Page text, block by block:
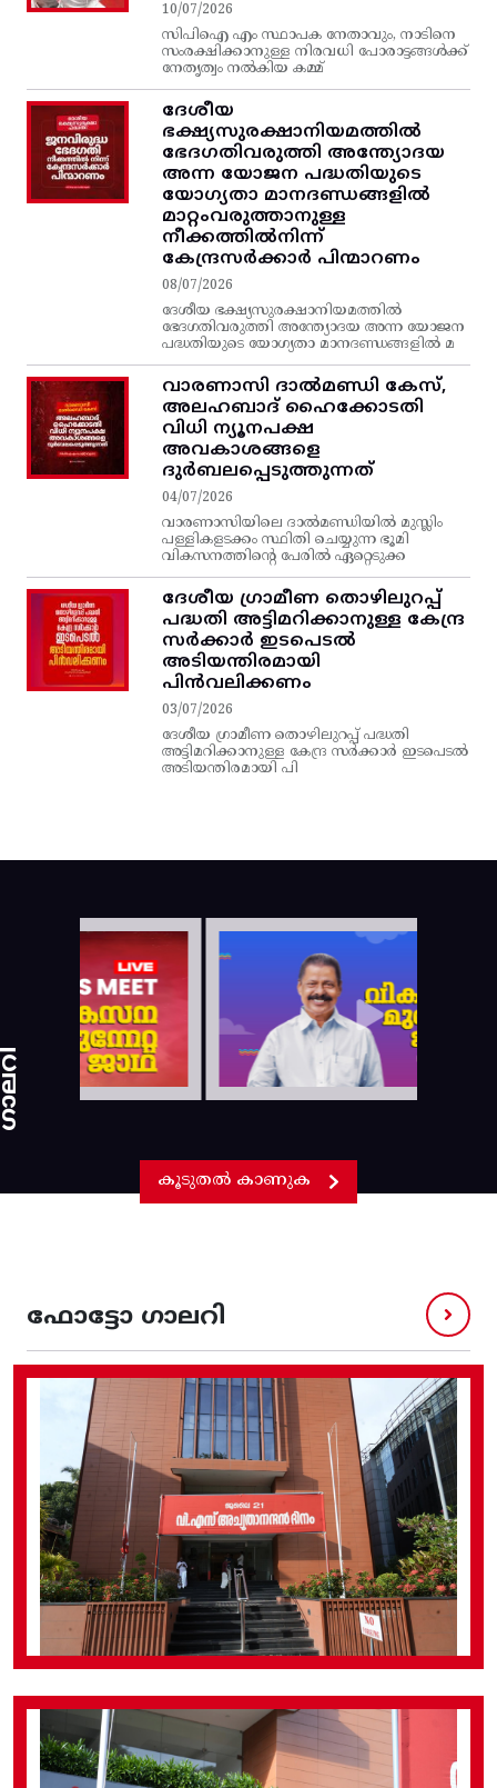
10/07/2026
സിപിഐ എം സ്ഥാപക നേതാവും, നാടിനെ
സംരക്ഷിക്കാനുള്ള നിരവധി പോരാട്ടങ്ങള്‍ക്ക്‌
നേതൃത്വം നല്‍കിയ കമ്മ്
ദേശീയ
ഭക്ഷ്യസുരക്ഷാനിയമത്തിൽ
ഭേദഗതിവരുത്തി അന്ത്യോദയ
അന്ന യോജന പദ്ധതിയുടെ
യോഗ്യതാ മാനദണ്ഡങ്ങളിൽ
മാറ്റംവരുത്താനുള്ള
നീക്കത്തിൽനിന്ന്‌
കേന്ദ്രസർക്കാർ പിന്മാറണം
08/07/2026
ദേശീയ ഭക്ഷ്യസുരക്ഷാനിയമത്തിൽ
ഭേദഗതിവരുത്തി അന്ത്യോദയ അന്ന യോജന
പദ്ധതിയുടെ യോഗ്യതാ മാനദണ്ഡങ്ങളിൽ മ
വാരണാസി ദാൽമണ്ഡി കേസ്,
അലഹബാദ് ഹൈക്കോടതി
വിധി ന്യൂനപക്ഷ
അവകാശങ്ങളെ
ദുർബലപ്പെടുത്തുന്നത്
04/07/2026
വാരണാസിയിലെ ദാൽമണ്ഡിയിൽ മുസ്ലിം
പള്ളികളടക്കം സ്ഥിതി ചെയ്യുന്ന ഭൂമി
വികസനത്തിന്റെ പേരിൽ ഏറ്റെടുക്ക
ദേശീയ ഗ്രാമീണ തൊഴിലുറപ്പ്‌
പദ്ധതി അട്ടിമറിക്കാനുള്ള കേന്ദ്ര
സര്‍ക്കാര്‍ ഇടപെടല്‍
അടിയന്തിരമായി
പിന്‍വലിക്കണം
03/07/2026
ദേശീയ ഗ്രാമീണ തൊഴിലുറപ്പ്‌ പദ്ധതി
അട്ടിമറിക്കാനുള്ള കേന്ദ്ര സര്‍ക്കാര്‍ ഇടപെടല്‍
അടിയന്തിരമായി പി
കൂടുതൽ കാണുക
ഫോട്ടോ ഗാലറി